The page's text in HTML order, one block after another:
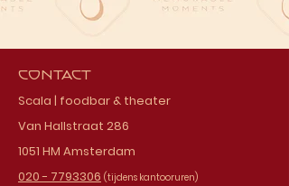
Contact
Scala | foodbar & theater
Van Hallstraat 286
1051 HM Amsterdam
020 - 7793306 (tijdens kantooruren)